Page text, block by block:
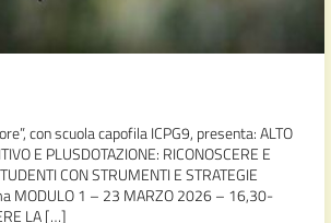
con scuola capofila ICPG9, presenta: ALTO
E PLUSDOTAZIONE: RICONOSCERE E
CON STRUMENTI E STRATEGIE
MODULO 1 – 23 MARZO 2026 – 16,30-
LA […]